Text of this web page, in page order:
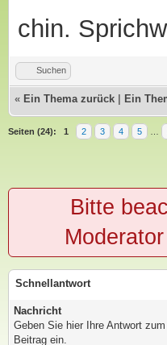
chin.
Suchen
« Ein Thema zurück Ein
Seiten (24): 1 2 3 4 5
Bitte
Schnellantwort
Nachricht
Geben Sie hier Ihre Antwort zum
Beitrag ein.